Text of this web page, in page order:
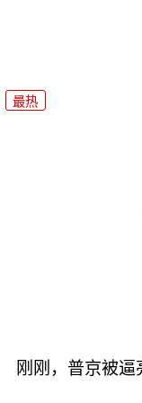
最热
刚刚，普京被逼